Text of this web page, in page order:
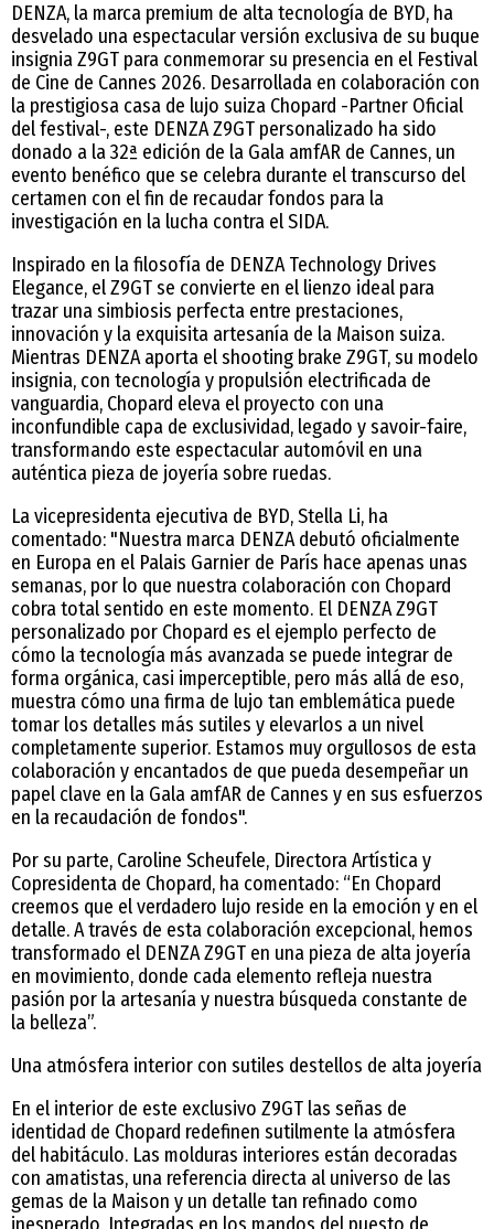
DENZA, la marca premium de alta tecnología de BYD, ha
desvelado una espectacular versión exclusiva de su buque
insignia Z9GT para conmemorar su presencia en el Festival
de Cine de Cannes 2026. Desarrollada en colaboración con
la prestigiosa casa de lujo suiza Chopard -Partner Oficial
del festival-, este DENZA Z9GT personalizado ha sido
donado a la 32ª edición de la Gala amfAR de Cannes, un
evento benéfico que se celebra durante el transcurso del
certamen con el fin de recaudar fondos para la
investigación en la lucha contra el SIDA.
Inspirado en la filosofía de DENZA Technology Drives
Elegance, el Z9GT se convierte en el lienzo ideal para
trazar una simbiosis perfecta entre prestaciones,
innovación y la exquisita artesanía de la Maison suiza.
Mientras DENZA aporta el shooting brake Z9GT, su modelo
insignia, con tecnología y propulsión electrificada de
vanguardia, Chopard eleva el proyecto con una
inconfundible capa de exclusividad, legado y savoir-faire,
transformando este espectacular automóvil en una
auténtica pieza de joyería sobre ruedas.
La vicepresidenta ejecutiva de BYD, Stella Li, ha
comentado: "Nuestra marca DENZA debutó oficialmente
en Europa en el Palais Garnier de París hace apenas unas
semanas, por lo que nuestra colaboración con Chopard
cobra total sentido en este momento. El DENZA Z9GT
personalizado por Chopard es el ejemplo perfecto de
cómo la tecnología más avanzada se puede integrar de
forma orgánica, casi imperceptible, pero más allá de eso,
muestra cómo una firma de lujo tan emblemática puede
tomar los detalles más sutiles y elevarlos a un nivel
completamente superior. Estamos muy orgullosos de esta
colaboración y encantados de que pueda desempeñar un
papel clave en la Gala amfAR de Cannes y en sus esfuerzos
en la recaudación de fondos".
Por su parte, Caroline Scheufele, Directora Artística y
Copresidenta de Chopard, ha comentado: “En Chopard
creemos que el verdadero lujo reside en la emoción y en el
detalle. A través de esta colaboración excepcional, hemos
transformado el DENZA Z9GT en una pieza de alta joyería
en movimiento, donde cada elemento refleja nuestra
pasión por la artesanía y nuestra búsqueda constante de
la belleza”.
Una atmósfera interior con sutiles destellos de alta joyería
En el interior de este exclusivo Z9GT las señas de
identidad de Chopard redefinen sutilmente la atmósfera
del habitáculo. Las molduras interiores están decoradas
con amatistas, una referencia directa al universo de las
gemas de la Maison y un detalle tan refinado como